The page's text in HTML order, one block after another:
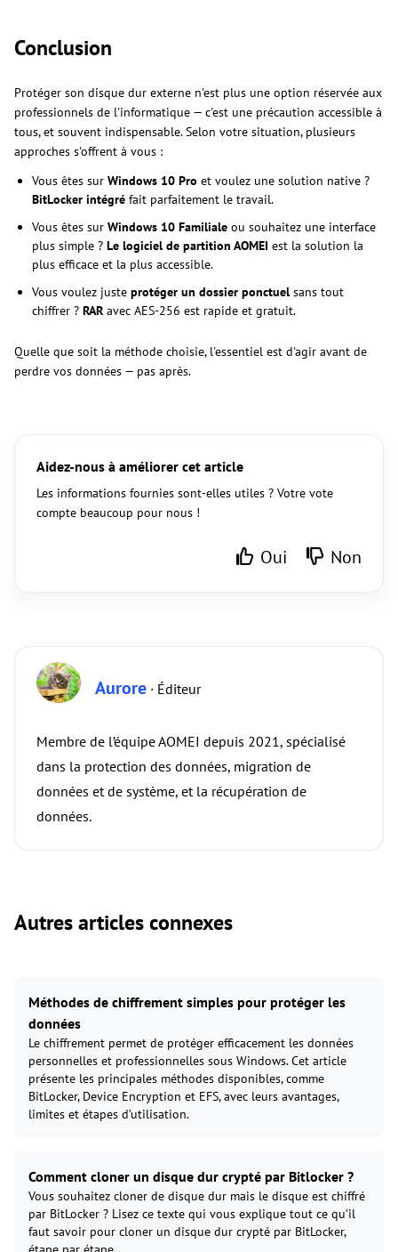
Conclusion
Protéger son disque dur externe n'est plus une option réservée aux
professionnels de l'informatique — c'est une précaution accessible à
tous, et souvent indispensable. Selon votre situation, plusieurs
approches s'offrent à vous :
Vous êtes sur Windows 10 Pro et voulez une solution native ?
BitLocker intégré fait parfaitement le travail.
Vous êtes sur Windows 10 Familiale ou souhaitez une interface
plus simple ? Le logiciel de partition AOMEI est la solution la
plus efficace et la plus accessible.
Vous voulez juste protéger un dossier ponctuel sans tout
chiffrer ? RAR avec AES-256 est rapide et gratuit.
Quelle que soit la méthode choisie, l'essentiel est d'agir avant de
perdre vos données — pas après.
Aidez-nous à améliorer cet article
Les informations fournies sont-elles utiles ? Votre vote
compte beaucoup pour nous !
Oui Non
Aurore · Éditeur
Membre de l’équipe AOMEI depuis 2021, spécialisé
dans la protection des données, migration de
données et de système, et la récupération de
données.
Autres articles connexes
Méthodes de chiffrement simples pour protéger les
données
Le chiffrement permet de protéger efficacement les données
personnelles et professionnelles sous Windows. Cet article
présente les principales méthodes disponibles, comme
BitLocker, Device Encryption et EFS, avec leurs avantages,
limites et étapes d’utilisation.
Comment cloner un disque dur crypté par Bitlocker ?
Vous souhaitez cloner de disque dur mais le disque est chiffré
par BitLocker ? Lisez ce texte qui vous explique tout ce qu’il
faut savoir pour cloner un disque dur crypté par BitLocker,